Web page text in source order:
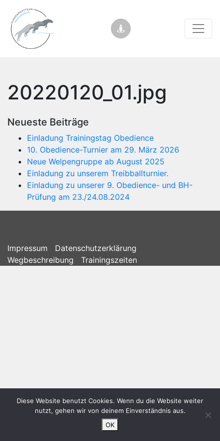
20220120_01.jpg
Neueste Beiträge
Einladung Trainingstag Obedience
10. Obedience-Turnier am 29. März 2026
Neue Welpengruppe ab August 2025
Einladung zu unserem Treibballturnier.
Einladung zu unserer 9. Obedience- und BH-
Prüfung am 23./24.08.2024
Impressum
Datenschutzerklärung
Wegbeschreibung
Trainingszeiten
Diese Website benutzt Cookies. Wenn du die Website weiter
nutzt, gehen wir von deinem Einverständnis aus.
OK